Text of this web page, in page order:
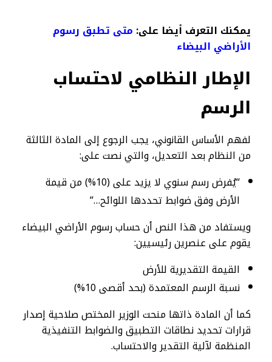
يمكنك التعرف أيضا على: متى تطبق رسوم
الأراضي البيضاء
الإطار النظامي لاحتساب
الرسم
لفهم الأساس القانوني، يجب الرجوع إلى المادة الثالثة
من النظام بعد التعديل، والتي نصت على:
“يُفرض رسم سنوي لا يزيد على (10%) من قيمة
الأرض وفق ضوابط تحددها اللوائح…”
ويستفاد من هذا النص أن حساب رسوم الأراضي البيضاء
يقوم على عنصرين رئيسيين:
القيمة التقديرية للأرض
نسبة الرسم المعتمدة (بحد أقصى 10%)
كما أن المادة ذاتها منحت الوزير المختص صلاحية إصدار
قرارات تحديد نطاقات التطبيق والضوابط التنفيذية
المنظمة لآلية التقدير والاحتساب.